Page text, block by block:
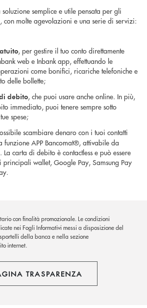
semplice e utile pensata per gli
, con molte agevolazioni e una serie di servizi:
, per gestire il tuo conto direttamente
web e Inbank app, effettuando le
come bonifici, ricariche telefoniche e
delle bollette;
debito, che puoi usare anche online. In più,
immediato, puoi tenere sempre sotto
spese;
scambiare denaro con i tuoi contatti
funzione APP Bancomat®, attivabile da
La carta di debito è contactless e può essere
principali wallet, Google Pay, Samsung Pay
con finalità promozionale. Le condizioni
nei Fogli Informativi messi a disposizione del
della banca e nella sezione
internet.
TRASPARENZA